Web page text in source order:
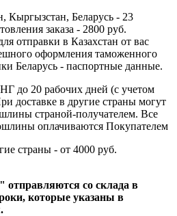
Кыргызстан, Беларусь - 23
заказа - 2800 руб.
отправки в Казахстан от вас
оформления таможенного
Беларусь - паспортные данные.
до 20 рабочих дней (с учетом
доставке в другие страны могут
страной-получателем. Все
оплачиваются Покупателем
страны - от 4000 руб.
со склада в
которые указаны в